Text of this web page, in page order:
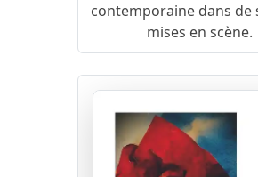
contemporaine dans de
mises en scène.